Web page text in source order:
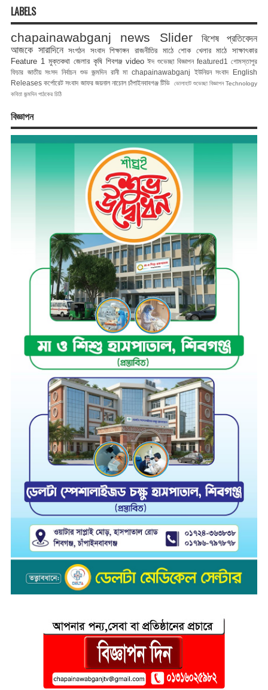
LABELS
chapainawabganj news Slider
বিশেষ প্রতিবেদন
আজকে সারাদিনে সংগঠন সংবাদ শিক্ষাঙ্গন রাজনীতির মাঠে শোক খেলার মাঠে
সাক্ষাৎকার
Feature 1 মুক্তকথা জেলার কৃষি শিবগঞ্জ video ঈদ শুভেচ্ছা বিজ্ঞাপন featured1
গোমস্তাপুর
ফিচার জাতীয় সংসদ নির্বাচন শুভ জন্মদিন রানী মা chapainawabganj ইউনিয়ন সংবাদ
English
Releases কর্পোরেট সংবাদ জাফর জয়নাল নাচোল চাঁপাইনবাবগঞ্জ টিভি ভোলাহাট শুভেচ্ছা বিজ্ঞাপন Technology
কবিতা জন্মদিন পাঠকের চিঠি
বিজ্ঞাপন